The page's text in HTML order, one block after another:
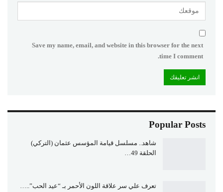
Save my name, email, and website in this browser for the next
time I comment.
Popular Posts
شاهد.. مسلسل قيامة المؤسس عثمان (التركي)
الحلقة 49…
تعرف علي سر علاقة اللون الأحمر بـ “عيد الحب”..…